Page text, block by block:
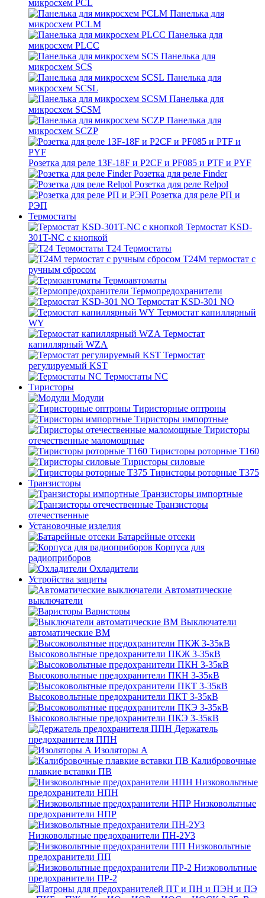
микросхем PCL
Панелька для
микросхем PCLM
Панелька для
микросхем PLCC
Панелька для
микросхем SCS
Панелька для
микросхем SCSL
Панелька для
микросхем SCSM
Панелька для
микросхем SCZP
Розетка для реле 13F-18F и P2CF и PF085 и PTF и PYF
Розетка для реле Finder
Розетка для реле Relpol
Розетка для реле РП и
РЭП
Термостаты
Термостат KSD-
301T-NC с кнопкой
T24 Термостаты
T24M термостат с
ручным сбросом
Термоавтоматы
Термопредохранители
Термостат KSD-301 NO
Термостат капиллярный
WY
Термостат
капиллярный WZA
Термостат
регулируемый KST
Термостаты NC
Тиристоры
Модули
Тиристорные оптроны
Тиристоры импортные
Тиристоры
отечественные маломощные
Тиристоры роторные Т160
Тиристоры силовые
Тиристоры роторные Т375
Транзисторы
Транзисторы импортные
Транзисторы
отечественные
Установочные изделия
Батарейные отсеки
Корпуса для
радиоприборов
Охладители
Устройства защиты
Автоматические
выключатели
Варисторы
Выключатели
автоматические ВМ
Высоковольтные предохранители ПКЖ 3-35кВ
Высоковольтные предохранители ПКН 3-35кВ
Высоковольтные предохранители ПКТ 3-35кВ
Высоковольтные предохранители ПКЭ 3-35кВ
Держатель
предохранителя ППН
Изоляторы А
Калибровочные
плавкие вставки ПВ
Низковольтные
предохранители НПН
Низковольтные
предохранители НПР
Низковольтные предохранители ПН-2У3
Низковольтные
предохранители ПП
Низковольтные
предохранители ПР-2